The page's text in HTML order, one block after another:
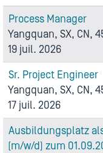
Process Manager
Yangquan, SX, CN,
19 juil. 2026
Sr. Project Engineer
Yangquan, SX, CN,
17 juil. 2026
Ausbildungsplatz
(m/w/d) zum